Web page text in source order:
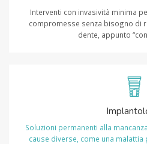
Interventi con invasività minima
compromesse senza bisogno di
dente, appunto
Soluzioni permanenti alla
cause diverse, come una